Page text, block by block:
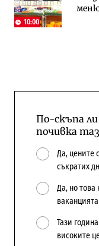
10:00
По-скъпа
почивка
Да, цените
съкратих
Да, но това
ваканцията
Тази
високите